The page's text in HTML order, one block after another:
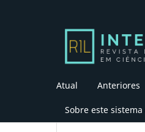
Atual Anteriores
Sobre este